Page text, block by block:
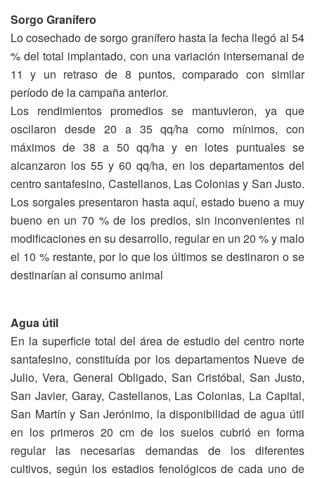
Sorgo Granífero
Lo cosechado de sorgo granífero hasta la fecha llegó al 54
% del total implantado, con una variación intersemanal de
11 y un retraso de 8 puntos, comparado con similar
período de la campaña anterior.
Los rendimientos promedios se mantuvieron, ya que
oscilaron desde 20 a 35 qq/ha como mínimos, con
máximos de 38 a 50 qq/ha y en lotes puntuales se
alcanzaron los 55 y 60 qq/ha, en los departamentos del
centro santafesino, Castellanos, Las Colonias y San Justo.
Los sorgales presentaron hasta aquí, estado bueno a muy
bueno en un 70 % de los predios, sin inconvenientes ni
modificaciones en su desarrollo, regular en un 20 % y malo
el 10 % restante, por lo que los últimos se destinaron o se
destinarían al consumo animal
Agua útil
En la superficie total del área de estudio del centro norte
santafesino, constituída por los departamentos Nueve de
Julio, Vera, General Obligado, San Cristóbal, San Justo,
San Javier, Garay, Castellanos, Las Colonias, La Capital,
San Martín y San Jerónimo, la disponibilidad de agua útil
en los primeros 20 cm de los suelos cubrió en forma
regular las necesarias demandas de los diferentes
cultivos, según los estadios fenológicos de cada uno de